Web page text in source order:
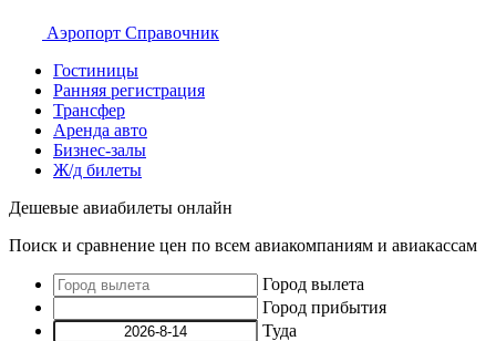
Аэропорт Справочник
Гостиницы
Ранняя регистрация
Трансфер
Аренда авто
Бизнес-залы
Ж/д билеты
Дешевые авиабилеты онлайн
Поиск и сравнение цен по всем авиакомпаниям и авиакассам
Город вылета
Город прибытия
Туда